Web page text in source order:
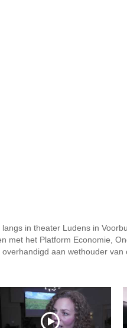
in theater Ludens in
met het Platform Economie,
aan wethouder van